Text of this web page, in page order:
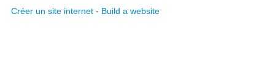
Créer un site internet - Build a website